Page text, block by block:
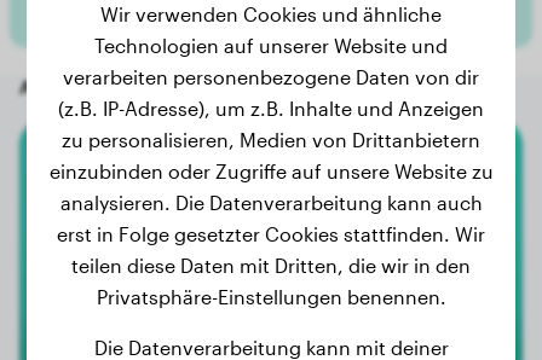
hinzugefügt.
Andere zufällige Hunde
Cane Corso
Yentle
Wir verwenden Cookies und ähnliche
Technologien auf unserer Website und
verarbeiten personenbezogene Daten von dir
(z.B. IP-Adresse), um z.B. Inhalte und Anzeigen
zu personalisieren, Medien von Drittanbietern
einzubinden oder Zugriffe auf unsere Website zu
analysieren. Die Datenverarbeitung kann auch
erst in Folge gesetzter Cookies stattfinden. Wir
teilen diese Daten mit Dritten, die wir in den
Privatsphäre-Einstellungen benennen.
Die Datenverarbeitung kann mit deiner